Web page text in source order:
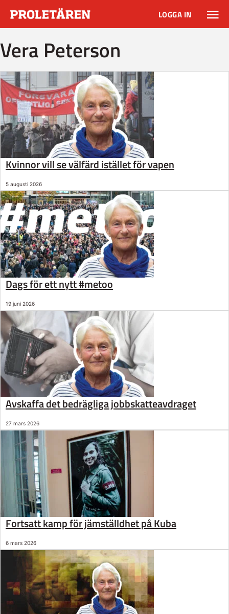
LOGGA IN
Vera Peterson
Kvinnor vill se välfärd istället för vapen
5 augusti 2026
Dags för ett nytt #metoo
19 juni 2026
Avskaffa det bedrägliga jobbskatteavdraget
27 mars 2026
Fortsatt kamp för jämställdhet på Kuba
6 mars 2026